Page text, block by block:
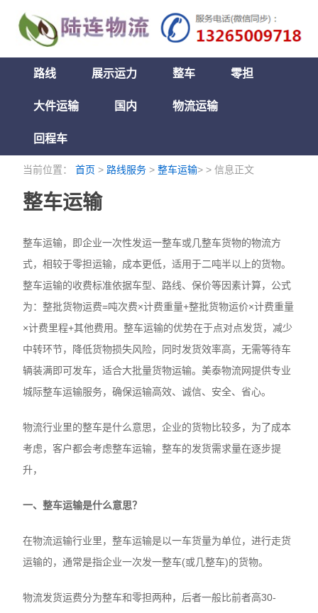
路线 展示运力 整车 零担
大件运输 国内 物流运输
回程车
当前位置：首页 > 路线服务 >整车运输> > 信息正文
整车运输
整车运输，即企业一次性发运一整车或几整车货物的物流方
式，相较于零担运输，成本更低，适用于二吨半以上的货物。
整车运输的收费标准依据车型、路线、保价等因素计算，公式
为：整批货物运费=吨次费×计费重量+整批货物运价×计费重量
×计费里程+其他费用。整车运输的优势在于点对点发货，减少
中转环节，降低货物损失风险，同时发货效率高，无需等待车
辆装满即可发车，适合大批量货物运输。美泰物流网提供专业
城际整车运输服务，确保运输高效、诚信、安全、省心。
物流行业里的整车是什么意思，企业的货物比较多，为了成本
考虑，客户都会考虑整车运输，整车的发货需求量在逐步提
升，
一、整车运输是什么意思？
在物流运输行业里，整车运输是以一车货量为单位，进行走货
运输的，通常是指企业一次发一整车(或几整车)的货物。
物流发货运费分为整车和零担两种，后者一般比前者高30-